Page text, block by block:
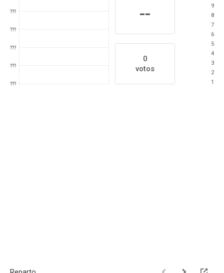
???
???
???
???
???
--
0
votos
9
8
7
6
5
4
3
2
1